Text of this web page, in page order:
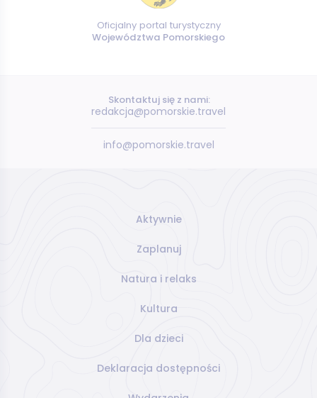
Oficjalny portal turystyczny
Województwa Pomorskiego
Skontaktuj się z nami:
redakcja@pomorskie.travel
info@pomorskie.travel
Aktywnie
Zaplanuj
Natura i relaks
Kultura
Dla dzieci
Deklaracja dostępności